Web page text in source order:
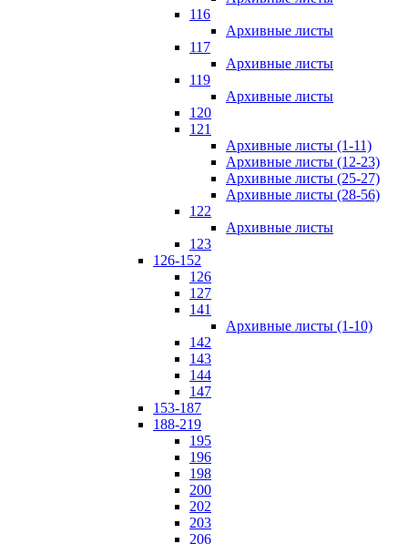
116
Архивные листы
117
Архивные листы
119
Архивные листы
120
121
Архивные листы (1-11)
Архивные листы (12-23)
Архивные листы (25-27)
Архивные листы (28-56)
122
Архивные листы
123
126-152
126
127
141
Архивные листы (1-10)
142
143
144
147
153-187
188-219
195
196
198
200
202
203
206